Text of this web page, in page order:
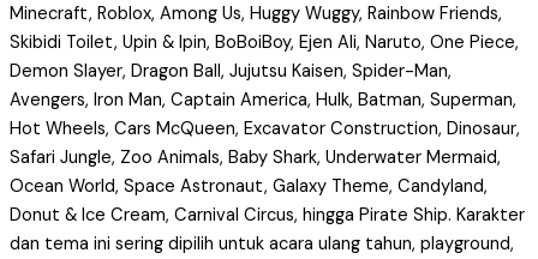
Minecraft, Roblox, Among Us, Huggy Wuggy, Rainbow Friends,
Skibidi Toilet, Upin & Ipin, BoBoiBoy, Ejen Ali, Naruto, One Piece,
Demon Slayer, Dragon Ball, Jujutsu Kaisen, Spider-Man,
Avengers, Iron Man, Captain America, Hulk, Batman, Superman,
Hot Wheels, Cars McQueen, Excavator Construction, Dinosaur,
Safari Jungle, Zoo Animals, Baby Shark, Underwater Mermaid,
Ocean World, Space Astronaut, Galaxy Theme, Candyland,
Donut & Ice Cream, Carnival Circus, hingga Pirate Ship. Karakter
dan tema ini sering dipilih untuk acara ulang tahun, playground,